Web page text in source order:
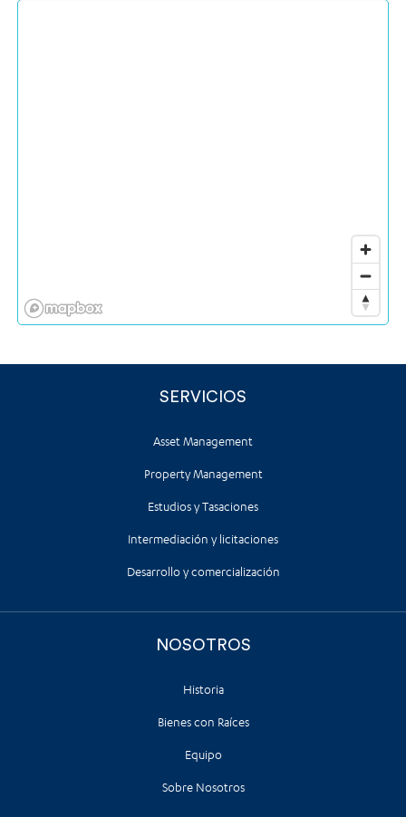
SERVICIOS
Asset Management
Property Management
Estudios y Tasaciones
Intermediación y licitaciones
Desarrollo y comercialización
NOSOTROS
Historia
Bienes con Raíces
Equipo
Sobre Nosotros